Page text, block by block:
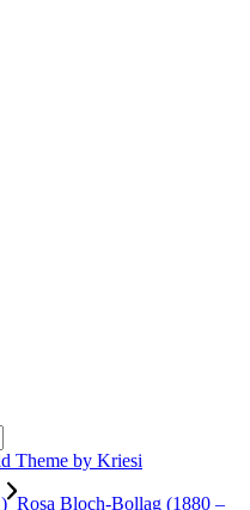
Theme by Kriesi
Rosa Bloch-Bollag (1880 –